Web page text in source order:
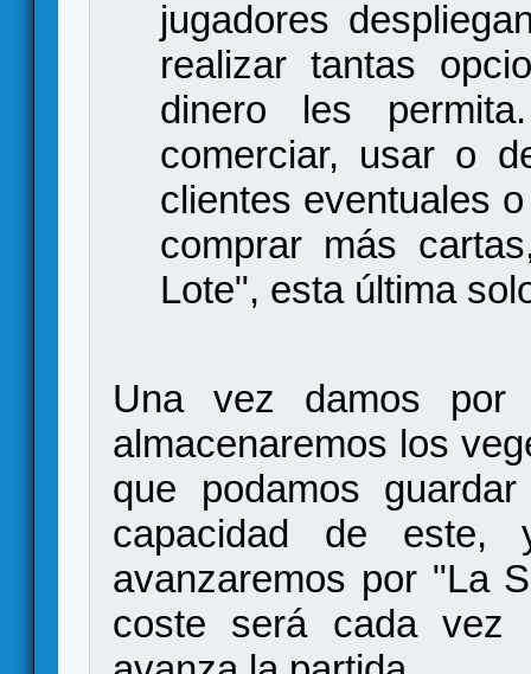
jugadores
realizar tantas
dinero les
comerciar, usar o
clientes eventuales
comprar más
Lote", esta última
Una vez damos por
almacenaremos los
que podamos
capacidad de este,
avanzaremos por "La
coste será cada vez